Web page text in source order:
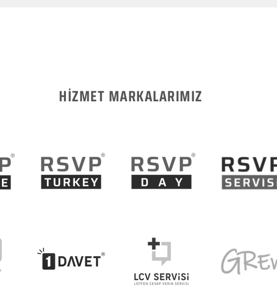
HİZMET MARKALARIMIZ